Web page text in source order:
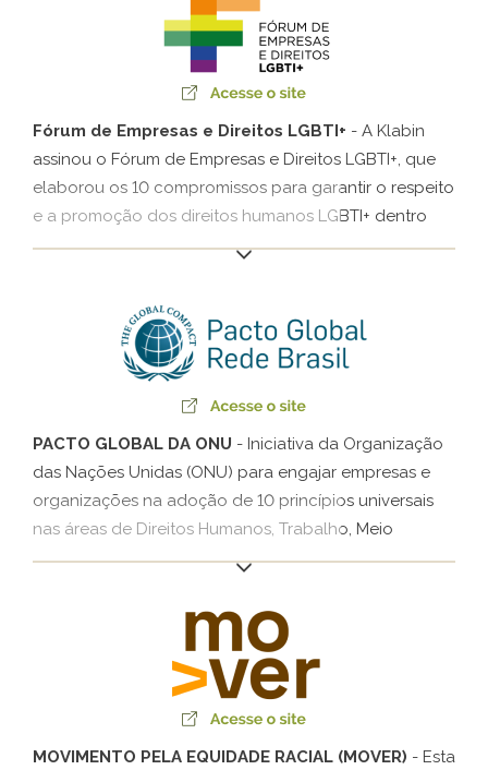
sociedade a apoiarem a causa da redução das
emissões de gases de efeito estufa com base na
Fórum de Empresas e Direitos LGBTI+ - A Klabin
assinou o Fórum de Empresas e Direitos LGBTI+, que
elaborou os 10 compromissos para garantir o respeito
e a promoção dos direitos humanos LGBTI+ dentro
das Companhias. O Fórum conta com grupos de
comunicação e outros) que se encontram
periodicamente para discutir sobre como avançar em
relação a cada um dos compromissos.
PACTO GLOBAL DA ONU - Iniciativa da Organização
das Nações Unidas (ONU) para engajar empresas e
organizações na adoção de 10 princípios universais
nas áreas de Direitos Humanos, Trabalho, Meio
Ambiente e Medidas Anticorrupção, a fim de que
MOVIMENTO PELA EQUIDADE RACIAL (MOVER) - Esta